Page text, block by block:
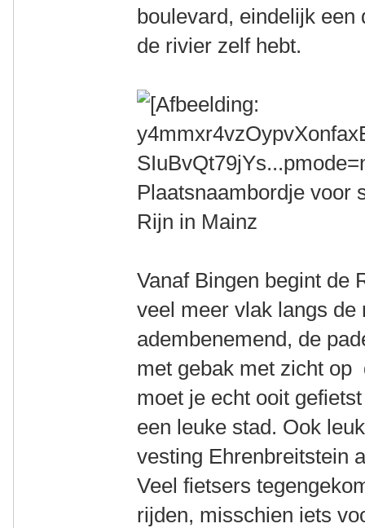
boulevard, eindelijk
de rivier zelf hebt.
Plaatsnaambordje voor
Rijn in Mainz
Vanaf Bingen begint de
veel meer vlak langs
adembenemend, de
met gebak met zicht op
moet je echt ooit
een leuke stad. Ook
vesting Ehrenbreitstein
Veel fietsers
rijden, misschien iets